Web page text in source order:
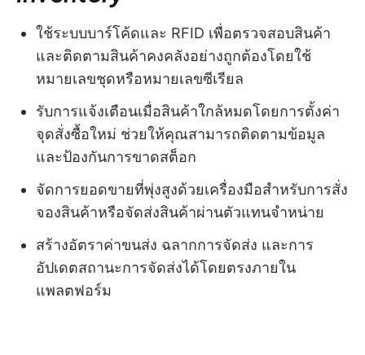
ใช้ระบบบาร์โค้ดและ RFID เพื่อตรวจสอบสินค้า
และติดตามสินค้าคงคลังอย่างถูกต้องโดยใช้
หมายเลขชุดหรือหมายเลขซีเรียล
รับการแจ้งเตือนเมื่อสินค้าใกล้หมดโดยการตั้งค่า
จุดสั่งซื้อใหม่ ช่วยให้คุณสามารถติดตามข้อมูล
และป้องกันการขาดสต็อก
จัดการยอดขายที่พุ่งสูงด้วยเครื่องมือสำหรับการสั่ง
จองสินค้าหรือจัดส่งสินค้าผ่านตัวแทนจำหน่าย
สร้างอัตราค่าขนส่ง ฉลากการจัดส่ง และการ
อัปเดตสถานะการจัดส่งได้โดยตรงภายใน
แพลตฟอร์ม